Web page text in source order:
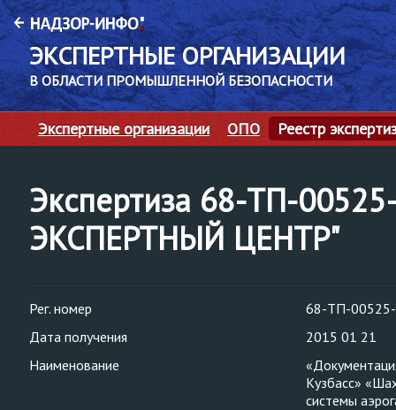
ЭКСПЕРТНЫЕ ОРГАНИЗАЦИИ
В ОБЛАСТИ ПРОМЫШЛЕННОЙ БЕЗОПАСНОСТИ
Экспертные организации ОПО Реестр
Экспертиза 68-ТП-
ЭКСПЕРТНЫЙ ЦЕНТР"
Рег. номер
68-ТП-
Дата получения
2015 01 21
Наименование
Кузбасс»
системы